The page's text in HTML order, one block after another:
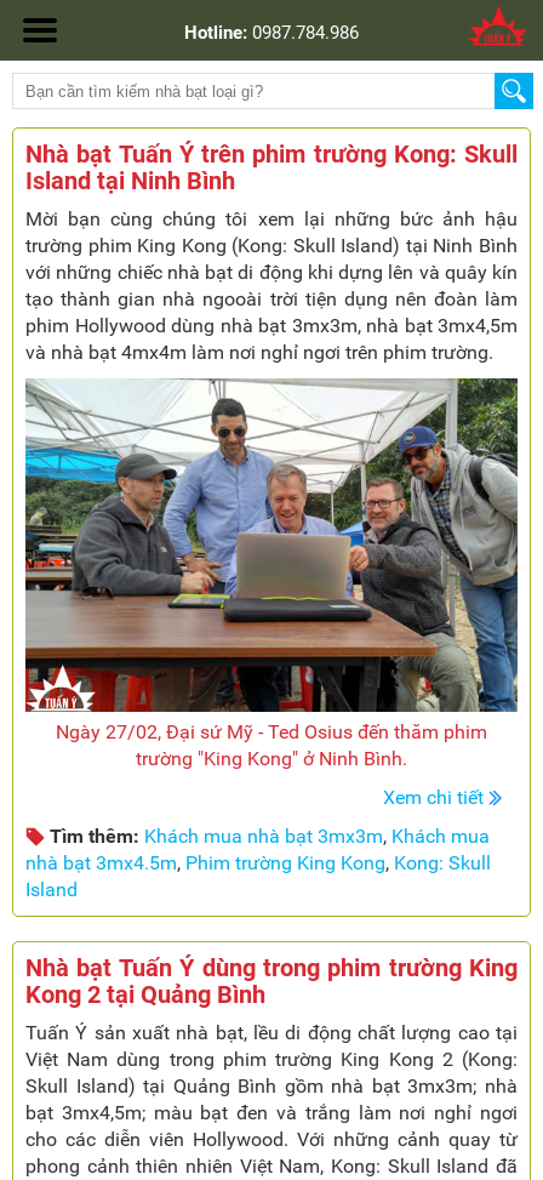
Hotline: 0987.784.986
Nhà bạt Tuấn Ý trên phim trường Kong: Skull
Island tại Ninh Bình
Mời bạn cùng chúng tôi xem lại những bức ảnh hậu
trường phim King Kong (Kong: Skull Island) tại Ninh Bình
với những chiếc nhà bạt di động khi dựng lên và quây kín
tạo thành gian nhà ngooài trời tiện dụng nên đoàn làm
phim Hollywood dùng nhà bạt 3mx3m, nhà bạt 3mx4,5m
và nhà bạt 4mx4m làm nơi nghỉ ngơi trên phim trường.
Ngày 27/02, Đại sứ Mỹ - Ted Osius đến thăm phim
trường "King Kong" ở Ninh Bình.
Xem chi tiết
Tìm thêm: Khách mua nhà bạt 3mx3m, Khách mua
nhà bạt 3mx4.5m, Phim trường King Kong, Kong: Skull
Island
Nhà bạt Tuấn Ý dùng trong phim trường King
Kong 2 tại Quảng Bình
Tuấn Ý sản xuất nhà bạt, lều di động chất lượng cao tại
Việt Nam dùng trong phim trường King Kong 2 (Kong:
Skull Island) tại Quảng Bình gồm nhà bạt 3mx3m; nhà
bạt 3mx4,5m; màu bạt đen và trắng làm nơi nghỉ ngơi
cho các diễn viên Hollywood. Với những cảnh quay từ
phong cảnh thiên nhiên Việt Nam, Kong: Skull Island đã